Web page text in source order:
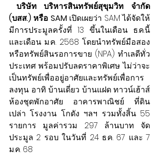
บริษัท บริหารสินทรัพย์สุขุมวิท จำกัด
(บสส.) หรือ SAM เปิดเผยว่า SAM ได้จัดให้
มีการประมูลครั้งที่ 13 ขึ้นในเดือน ธ.ค.นี้
และเดือน ม.ค. 2568 โดยนำทรัพย์มือสอง
หรือทรัพย์สินรอการขาย (NPA) ทำเลดีทั่ว
ประเทศ พร้อมปรับลดราคาพิเศษ ไม่ว่าจะ
เป็นทรัพย์เพื่ออยู่อาศัยและทรัพย์เพื่อการ
ลงทุน อาทิ บ้านเดี่ยว บ้านแฝด ทาวน์เฮ้าส์
ห้องชุดพักอาศัย อาคารพาณิชย์ ที่ดิน
เปล่า โรงงาน โกดัง ฯลฯ รวมทั้งสิ้น 55
รายการ มูลค่ารวม 297 ล้านบาท จัด
ประมูล 2 รอบ ในวันที่ 24 ธ.ค. 67 และ 7
ม.ค. 68